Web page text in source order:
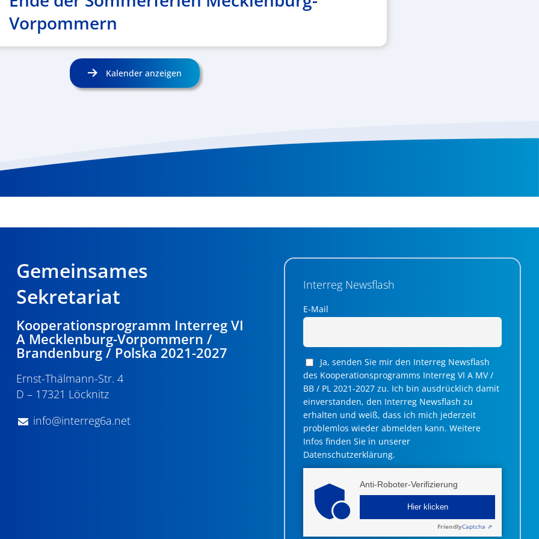
Vorpommern
Kalender anzeigen
Gemeinsames
Sekretariat
Kooperationsprogramm Interreg VI
A Mecklenburg-Vorpommern /
Brandenburg / Polska 2021-2027
Ernst-Thälmann-Str. 4
D – 17321 Löcknitz
info@interreg6a.net
Interreg Newsflash
E-Mail
Ja, senden Sie mir den Interreg Newsflash
des Kooperationsprogramms Interreg VI A MV /
BB / PL 2021-2027 zu. Ich bin ausdrücklich damit
einverstanden, den Interreg Newsflash zu
erhalten und weiß, dass ich mich jederzeit
problemlos wieder abmelden kann. Weitere
Infos finden Sie in unserer
Datenschutzerklärung.
Anti-Roboter-Verifizierung
Hier klicken
FriendlyCaptcha ⇗